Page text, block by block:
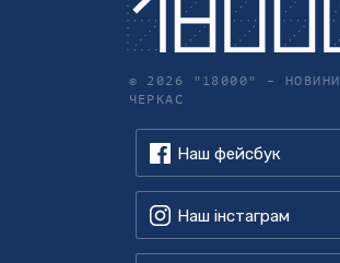
© 2026 "18000" – НОВИНИ
ЧЕРКАС
Наш фейсбук
Наш інстаграм